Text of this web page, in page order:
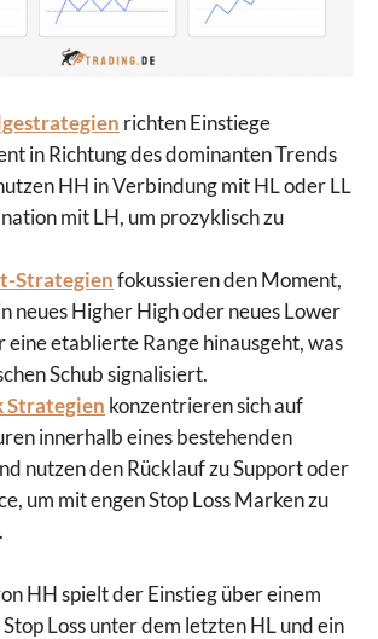
richten Einstiege
in Richtung des dominanten Trends
HH in Verbindung mit HL oder LL
mit LH, um prozyklisch zu
Strategienfokussieren den Moment,
neues Higher High oder neues Lower
eine etablierte Range hinausgeht, was
Schub signalisiert.
Strategien konzentrieren sich auf
innerhalb eines bestehenden
nutzen den Rücklauf zu Support oder
um mit engen Stop Loss Marken zu
HH spielt der Einstieg über einem
Loss unter dem letzten HL und ein